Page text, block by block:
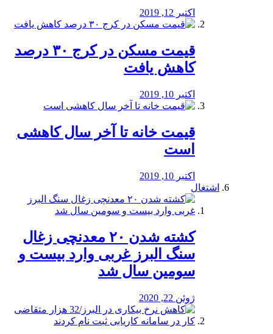
اکتبر 12, 2019
️قیمت مسکن در کرج ۳۰ درصد
کاهش یافت
اکتبر 10, 2019
قیمت خانه تا آخر سال کاهشی
است
اکتبر 10, 2019
اشتغال
کشته شدن ۲۰ معدنچی زغال
سنگ البرز غربی وارد بیست و
سومین سال شد
ژوئن 22, 2020